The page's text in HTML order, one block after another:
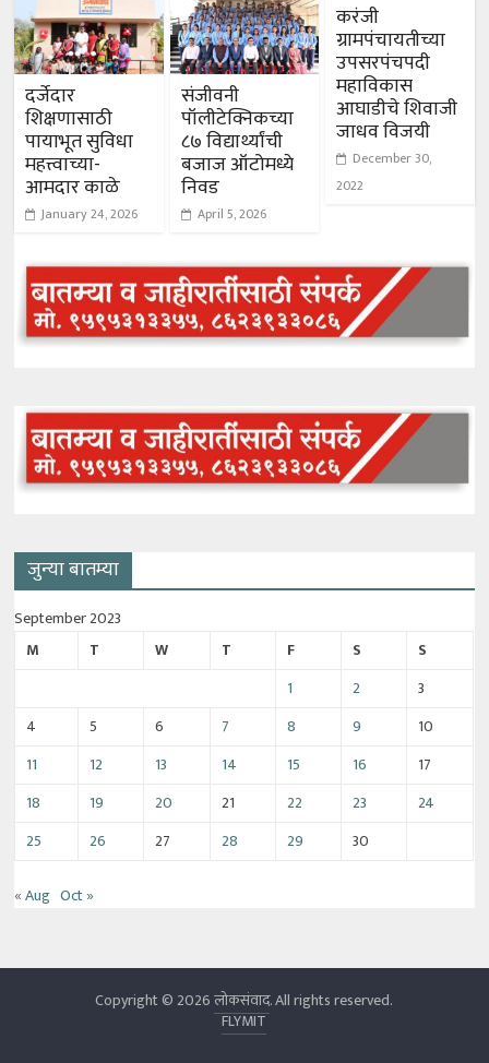
दर्जेदार
शिक्षणासाठी
पायाभूत सुविधा
महत्त्वाच्या-
आमदार काळे
January 24, 2026
संजीवनी
पॉलीटेक्निकच्या
८७ विद्यार्थ्यांची
बजाज ऑटोमध्ये
निवड
April 5, 2026
करंजी
ग्रामपंचायतीच्या
उपसरपंचपदी
महाविकास
आघाडीचे शिवाजी
जाधव विजयी
December 30,
2022
जुन्या बातम्या
September 2023
M
T W T F S
S
1
2
3
4
5 6 7 8 9
10
11
12 13 14 15 16
17
18
19 20 21 22 23
24
25
26 27 28 29 30
« Aug Oct »
Copyright © 2026लोकसंवाद. All rights reserved.
FLYMIT